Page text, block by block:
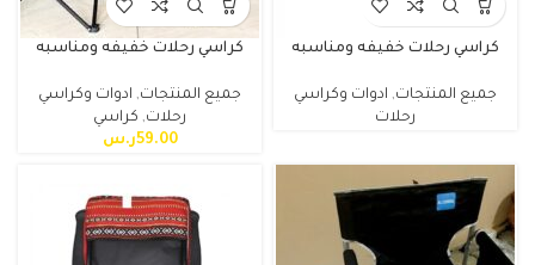
كراسي رحلات خفيفه ومناسبه
جميع المنتجات, ادوات وكراسي
رحلات
كراسي رحلات خفيفه ومناسبه
جميع المنتجات, ادوات وكراسي
رحلات, كراسي
59.00ر.س